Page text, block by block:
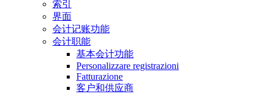
索引
界面
会计记账功能
会计职能
基本会计功能
Personalizzare registrazioni
Fatturazione
客户和供应商